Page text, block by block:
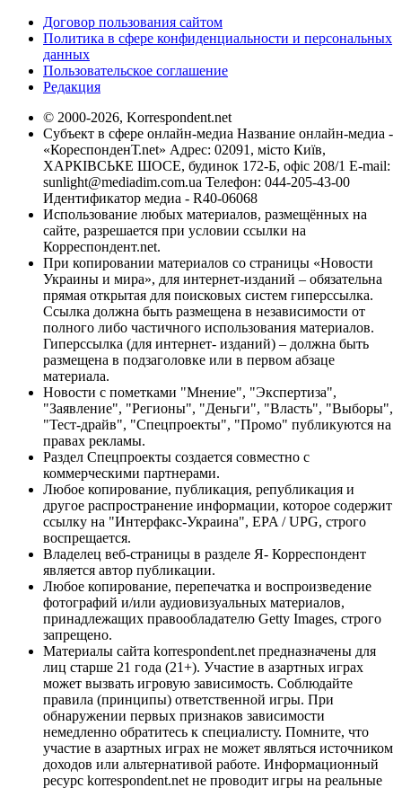
Договор пользования сайтом
Политика в сфере конфиденциальности и персональных
данных
Пользовательское соглашение
Редакция
© 2000-2026, Korrespondent.net
Субъект в сфере онлайн-медиа Название онлайн-медиа -
«КореспонденТ.net» Адрес: 02091, місто Київ,
ХАРКІВСЬКЕ ШОСЕ, будинок 172-Б, офіс 208/1 E-mail:
sunlight@mediadim.com.ua Телефон: 044-205-43-00
Идентификатор медиа - R40-06068
Использование любых материалов, размещённых на
сайте, разрешается при условии ссылки на
Корреспондент.net.
При копировании материалов со страницы «Новости
Украины и мира», для интернет-изданий – обязательна
прямая открытая для поисковых систем гиперссылка.
Ссылка должна быть размещена в независимости от
полного либо частичного использования материалов.
Гиперссылка (для интернет- изданий) – должна быть
размещена в подзаголовке или в первом абзаце
материала.
Новости с пометками "Мнение", "Экспертиза",
"Заявление", "Регионы", "Деньги", "Власть", "Выборы",
"Тест-драйв", "Спецпроекты", "Промо" публикуются на
правах рекламы.
Раздел Спецпроекты создается совместно с
коммерческими партнерами.
Любое копирование, публикация, републикация и
другое распространение информации, которое содержит
ссылку на "Интерфакс-Украина", EPA / UPG, строго
воспрещается.
Владелец веб-страницы в разделе Я- Корреспондент
является автор публикации.
Любое копирование, перепечатка и воспроизведение
фотографий и/или аудиовизуальных материалов,
принадлежащих правообладателю Getty Images, строго
запрещено.
Материалы сайта korrespondent.net предназначены для
лиц старше 21 года (21+). Участие в азартных играх
может вызвать игровую зависимость. Соблюдайте
правила (принципы) ответственной игры. При
обнаружении первых признаков зависимости
немедленно обратитесь к специалисту. Помните, что
участие в азартных играх не может являться источником
доходов или альтернативой работе. Информационный
ресурс korrespondent.net не проводит игры на реальные